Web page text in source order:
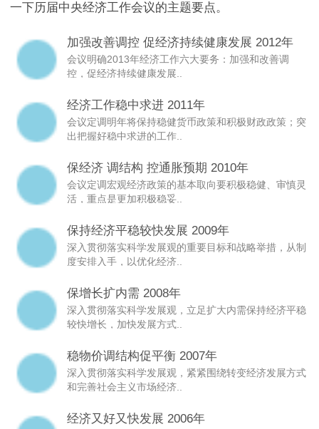
一下历届中央经济工作会议的主题要点。
加强改善调控 促经济持续健康发展 2012年
会议明确2013年经济工作六大要务：加强和改善调
控，促经济持续健康发展..
经济工作稳中求进 2011年
会议定调明年将保持稳健货币政策和积极财政政策；突
出把握好稳中求进的工作..
保经济 调结构 控通胀预期 2010年
会议定调宏观经济政策的基本取向要积极稳健、审慎灵
活，重点是更加积极稳妥..
保持经济平稳较快发展 2009年
深入贯彻落实科学发展观的重要目标和战略举措，从制
度安排入手，以优化经济..
保增长扩内需 2008年
深入贯彻落实科学发展观，立足扩大内需保持经济平稳
较快增长，加快发展方式..
稳物价调结构促平衡 2007年
深入贯彻落实科学发展观，紧紧围绕转变经济发展方式
和完善社会主义市场经济..
经济又好又快发展 2006年